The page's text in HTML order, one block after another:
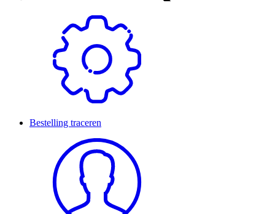
Bestelling traceren